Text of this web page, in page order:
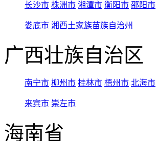
长沙市 株洲市 湘潭市 衡阳市 邵阳市
娄底市 湘西土家族苗族自治州
广西壮族自治区
南宁市 柳州市 桂林市 梧州市 北海市
来宾市 崇左市
海南省